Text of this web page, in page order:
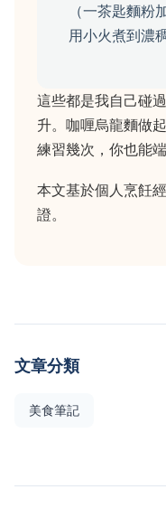
（一茶匙麵粉
用小火煮到濃稠
這些都是我自己碰
升。咖喱烏龍麵做
練習幾次，你也能
本文基於個人烹飪
證。
文章分類
美食筆記